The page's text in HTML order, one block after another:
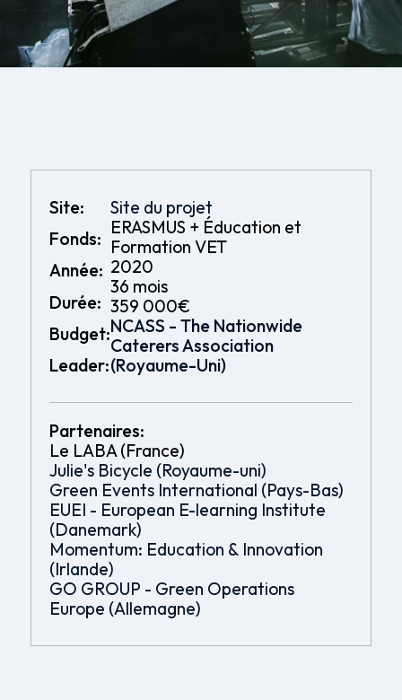
Site:
Fonds:
Année:
Durée:
Budget:
Leader:
Site du projet
ERASMUS + Éducation et
Formation VET
2020
36 mois
359 000€
NCASS - The Nationwide
Caterers Association
(Royaume-Uni)
Partenaires:
Le LABA (France)
Julie's Bicycle (Royaume-uni)
Green Events International (Pays-Bas)
EUEI - European E-learning Institute
(Danemark)
Momentum: Education & Innovation
(Irlande)
GO GROUP - Green Operations
Europe (Allemagne)